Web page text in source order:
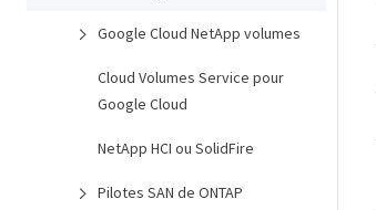
Google Cloud NetApp volumes
Cloud Volumes Service pour
Google Cloud
NetApp HCI ou SolidFire
Pilotes SAN de ONTAP